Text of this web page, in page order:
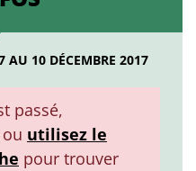
AU 10 DÉCEMBRE 2017
passé,
ou utilisez le
pour trouver